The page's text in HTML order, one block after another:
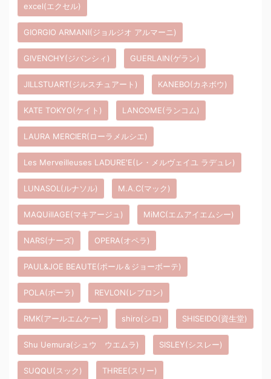
excel(エクセル)
GIORGIO ARMANI(ジョルジオ アルマーニ)
GIVENCHY(ジバンシィ) GUERLAIN(ゲラン)
JILLSTUART(ジルスチュアート) KANEBO(カネボウ)
KATE TOKYO(ケイト) LANCOME(ランコム)
LAURA MERCIER(ローラメルシエ)
Les Merveilleuses LADURE'E(レ・メルヴェイユ ラデュレ)
LUNASOL(ルナソル) M.A.C(マック)
MAQUillAGE(マキアージュ) MiMC(エムアイエムシー)
NARS(ナーズ) OPERA(オペラ)
PAUL&JOE BEAUTE(ポール＆ジョーボーテ)
POLA(ポーラ) REVLON(レブロン)
RMK(アールエムケー) shiro(シロ) SHISEIDO(資生堂)
Shu Uemura(シュウ ウエムラ) SISLEY(シスレー)
SUQQU(スック) THREE(スリー)